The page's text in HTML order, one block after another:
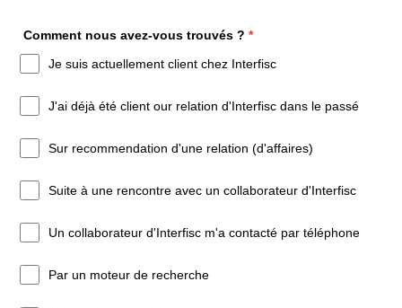
Comment nous avez-vous trouvés ? *
Je suis actuellement client chez Interfisc
J'ai déjà été client our relation d'Interfisc dans le passé
Sur recommendation d'une relation (d'affaires)
Suite à une rencontre avec un collaborateur d'Interfisc
Un collaborateur d'Interfisc m'a contacté par téléphone
Par un moteur de recherche